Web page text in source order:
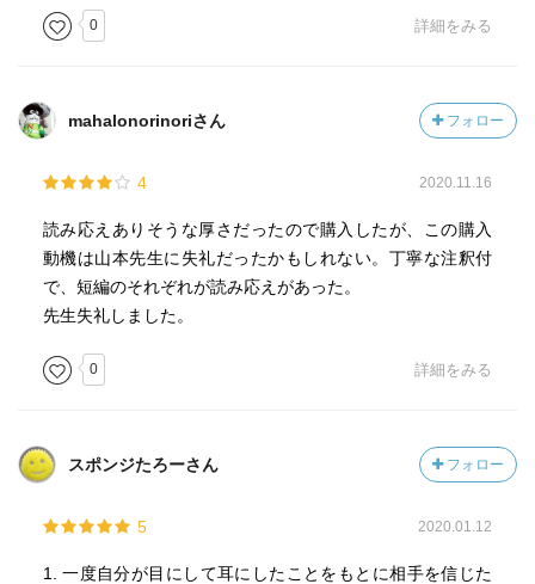
0 詳細をみる
mahalonorinoriさん フォロー
4 2020.11.16
読み応えありそうな厚さだったので購入したが、この購入
動機は山本先生に失礼だったかもしれない。丁寧な注釈付
で、短編のそれぞれが読み応えがあった。
先生失礼しました。
0 詳細をみる
スポンジたろーさん フォロー
5 2020.01.12
1. 一度自分が目にして耳にしたことをもとに相手を信じた